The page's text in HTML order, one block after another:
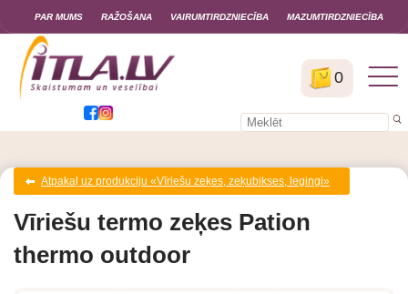
0
PAR MUMS RAŽOŠANA VAIRUMTIRDZNIECĪBA MAZUMTIRDZNIECĪBA
Atpakaļ uz produkciju «Vīriešu zeķes, zeķubikses, legingi»
Vīriešu termo zeķes Pation
thermo outdoor